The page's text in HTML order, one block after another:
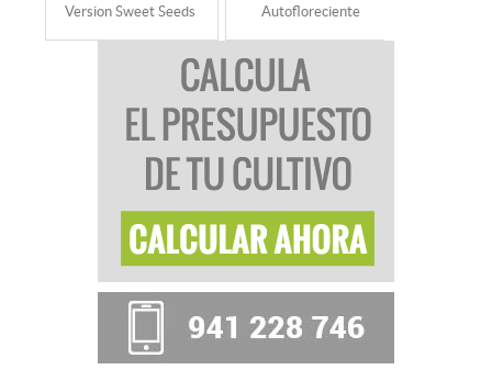
Version Sweet Seeds
Autofloreciente